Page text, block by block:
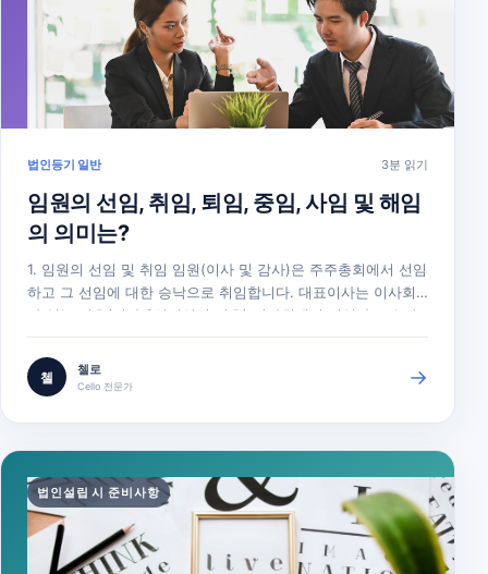
법인등기 일반 3분 읽기
임원의 선임, 취임, 퇴임, 중임, 사임 및 해임
의 의미는?
1. 임원의 선임 및 취임 임원(이사 및 감사)은 주주총회에서 선임
하고 그 선임에 대한 승낙으로 취임합니다. 대표이사는 이사회
가 있는 경우(이사 3인이상인 경우) 이사회에서 선임하고 승낙
하면 취임하게 됩니다. * 주주총회 또는 이사회에서 선임이 되고
취임을 승낙했다면 취임을 등기 원인으로 하여 임원변경을 법원
등기소에 등기하여야 합니다. * 일반 서류등기의 경우, 취임승낙
첼 첼로
Cello 전문가 →
법인설립 시 준비사항